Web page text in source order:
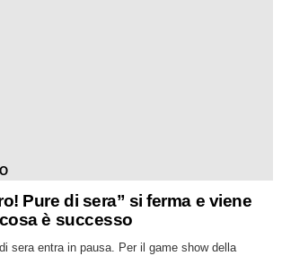
Pure di sera” si ferma e viene
è successo
sera entra in pausa. Per il game show della